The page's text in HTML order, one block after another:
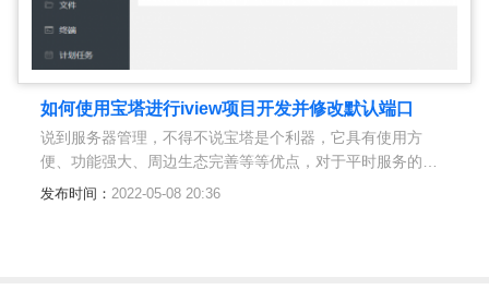
如何使用宝塔进行iview项目开发并修改默认端口
说到服务器管理，不得不说宝塔是个利器，它具有使用方
便、功能强大、周边生态完善等等优点，对于平时服务的可
视化管理，不得不说是个非常好的选择。最近在做crmeb的
发布时间： 2022-05-08 20:36